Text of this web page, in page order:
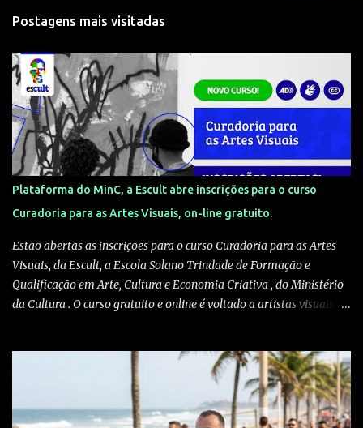
Postagens mais visitadas
Plataforma do MinC, a Escult abre inscrições para o curso
Curadoria para as Artes Visuais, on-line gratuito.
Estão abertas as inscrições para o curso Curadoria para as Artes
Visuais, da Escult, a Escola Solano Trindade de Formação e
Qualificação em Arte, Cultura e Economia Criativa , do Ministério
da Cultura . O curso gratuito e online é voltado a artistas visuais,
site escult.cultura.gov.br A formação será ministrada pelo
historiador de arte e professor Kleber Amâncio. Ele é docente da
Universidade Federal do Recôncavo da Bahia, doutor em História
Social pela Universidade de São Paulo e pesquisador visitante na